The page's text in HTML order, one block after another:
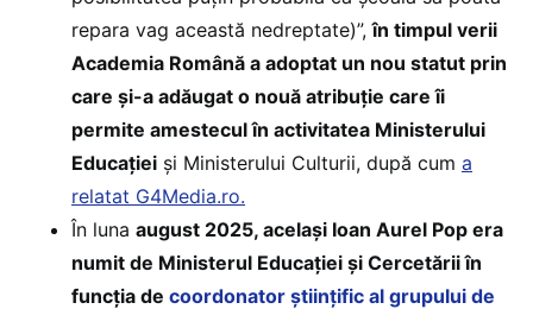
repara vag această nedreptate)”,în timpul verii
Academia Română a adoptat un nou statut prin
care și-a adăugat o nouă atribuție care îi
permite amestecul în activitatea Ministerului
Educației și Ministerului Culturii, după cum a
relatat G4Media.ro.
În luna august 2025, același Ioan Aurel Pop era
numit de Ministerul Educației și Cercetării în
funcția de coordonator științific al grupului de